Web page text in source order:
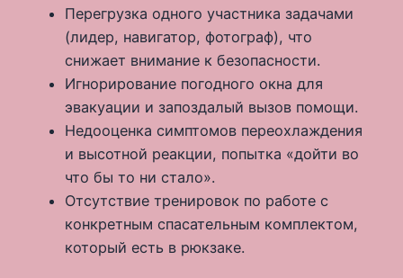
Перегрузка одного участника задачами
(лидер, навигатор, фотограф), что
снижает внимание к безопасности.
Игнорирование погодного окна для
эвакуации и запоздалый вызов помощи.
Недооценка симптомов переохлаждения
и высотной реакции, попытка «дойти во
что бы то ни стало».
Отсутствие тренировок по работе с
конкретным спасательным комплектом,
который есть в рюкзаке.